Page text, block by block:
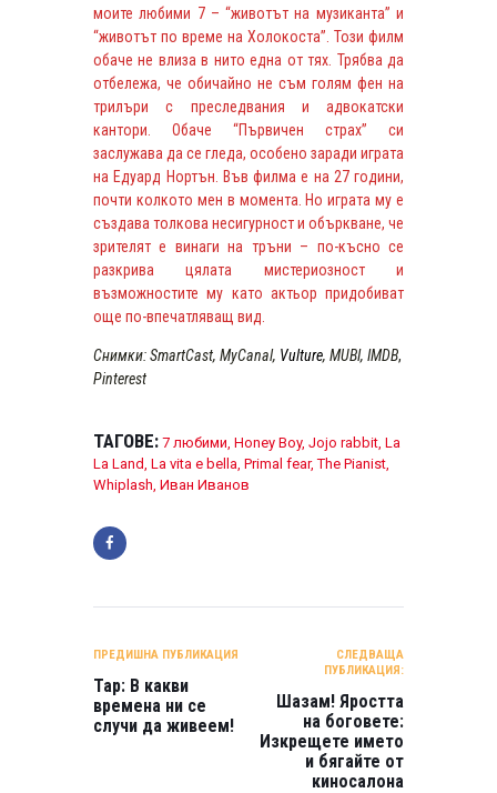
моите любими 7 – “животът на музиканта” и
“животът по време на Холокоста”. Този филм
обаче не влиза в нито една от тях. Трябва да
отбележа, че обичайно не съм голям фен на
трилъри с преследвания и адвокатски
кантори. Обаче “Първичен страх” си
заслужава да се гледа, особено заради играта
на Едуард Нортън. Във филма е на 27 години,
почти колкото мен в момента. Но играта му е
създава толкова несигурност и объркване, че
зрителят е винаги на тръни – по-късно се
разкрива цялата мистериозност и
възможностите му като актьор придобиват
още по-впечатляващ вид.
Снимки: SmartCast, MyCanal, Vulture, MUBI, IMDB,
Pinterest
ТАГОВЕ: 7 любими Honey Boy, Jojo rabbit La
La Land La vita e bella Primal fear,The Pianist
Whiplash Иван Иванов
ПРЕДИШНА ПУБЛИКАЦИЯ
Тар: В какви
времена ни се
случи да живеем!
СЛЕДВАЩА
ПУБЛИКАЦИЯ:
Шазам! Яростта
на боговете:
Изкрещете името
и бягайте от
киносалона